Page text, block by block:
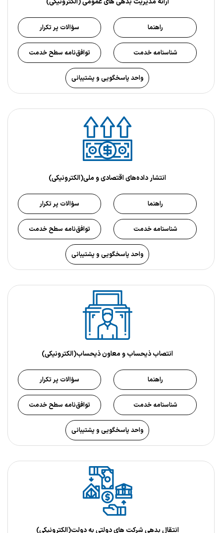
راهنما سؤالات پر تکرار
شناسنامه خدمت توافق‌نامه سطح خدمت
واحد پاسخگویی و پشتیبانی
انتشار داده‌های اقتصادی و ملی(الکترونیکی)
راهنما سؤالات پر تکرار
شناسنامه خدمت توافق‌نامه سطح خدمت
واحد پاسخگویی و پشتیبانی
انتصاب ذیحساب و معاون ذیحساب(الکترونیکی)
راهنما سؤالات پر تکرار
شناسنامه خدمت توافق‌نامه سطح خدمت
واحد پاسخگویی و پشتیبانی
انتقال بدهي شركت هاي دولتي به دولت(الکترونیکی)